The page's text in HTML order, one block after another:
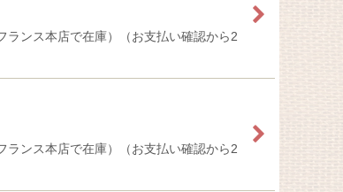
ンス本店で在庫）（お支払い確認から2
ンス本店で在庫）（お支払い確認から2